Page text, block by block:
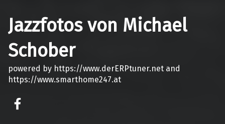
Jazzfotos von Michael
Schober
powered by https://www.derERPtuner.net and
https://www.smarthome247.at